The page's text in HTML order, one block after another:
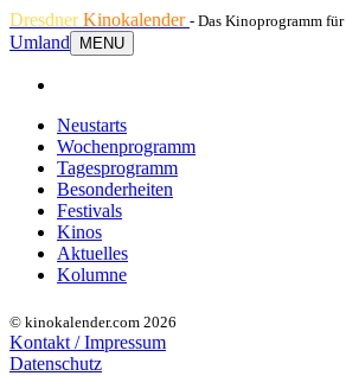
DresdnerKinokalender - Das Kinoprogramm für
Umland
MENU
Neustarts
Wochenprogramm
Tagesprogramm
Besonderheiten
Festivals
Kinos
Aktuelles
Kolumne
© kinokalender.com 2026
Kontakt / Impressum
Datenschutz